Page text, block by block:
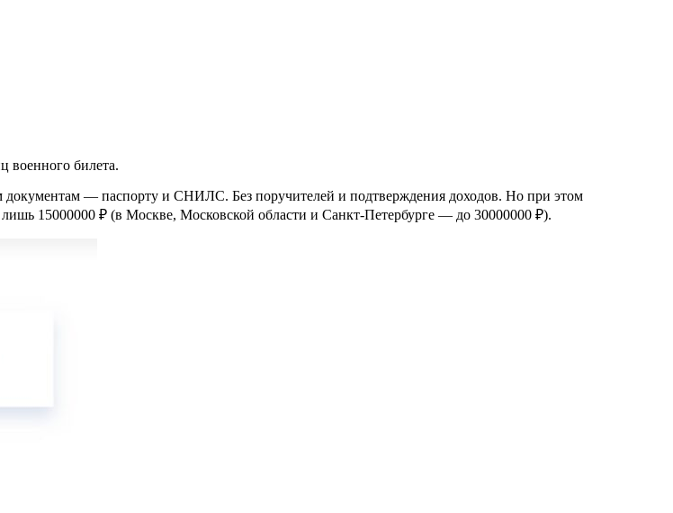
военного билета.
— паспорту и СНИЛС. Без поручителей и подтверждения доходов. Но при этом
15000000 ₽ (в Москве, Московской области и Санкт-Петербурге — до 30000000 ₽).